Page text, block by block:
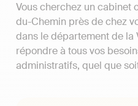
Vous cherchez un cabinet
du-Chemin près de chez
dans le département de la
répondre à tous vos
administratifs, quel que